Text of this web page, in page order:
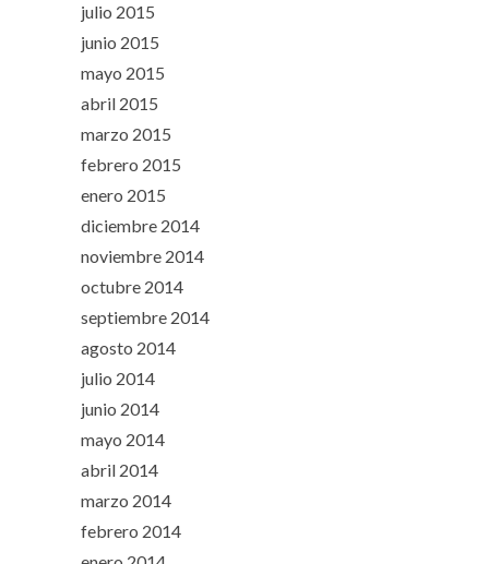
julio 2015
junio 2015
mayo 2015
abril 2015
marzo 2015
febrero 2015
enero 2015
diciembre 2014
noviembre 2014
octubre 2014
septiembre 2014
agosto 2014
julio 2014
junio 2014
mayo 2014
abril 2014
marzo 2014
febrero 2014